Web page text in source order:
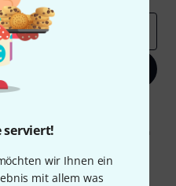
serviert!
wir Ihnen ein
mit allem was
Informationen finden Sie in